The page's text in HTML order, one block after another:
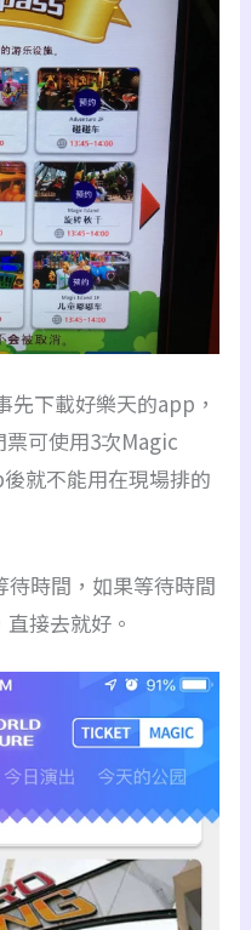
先下載好樂天的app，
可使用3次Magic
就不能用在現場排的
時間，如果等待時間
接去就好。